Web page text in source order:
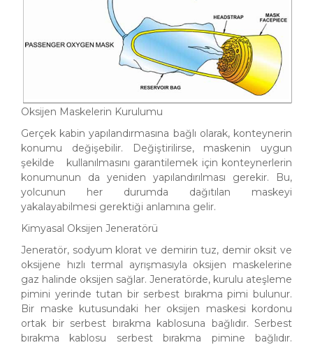
Oksijen Maskelerin Kurulumu
Gerçek kabin yapılandırmasına bağlı olarak, konteynerin
konumu değişebilir. Değiştirilirse, maskenin uygun
şekilde kullanılmasını garantilemek için konteynerlerin
konumunun da yeniden yapılandırılması gerekir. Bu,
yolcunun her durumda dağıtılan maskeyi
yakalayabilmesi gerektiği anlamına gelir.
Kimyasal Oksijen Jeneratörü
Jeneratör, sodyum klorat ve demirin tuz, demir oksit ve
oksijene hızlı termal ayrışmasıyla oksijen maskelerine
gaz halinde oksijen sağlar. Jeneratörde, kurulu ateşleme
pimini yerinde tutan bir serbest bırakma pimi bulunur.
Bir maske kutusundaki her oksijen maskesi kordonu
ortak bir serbest bırakma kablosuna bağlıdır. Serbest
bırakma kablosu serbest bırakma pimine bağlıdır.